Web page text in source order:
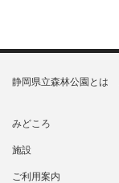
静岡県立森林公園とは
みどころ
施設
ご利用案内